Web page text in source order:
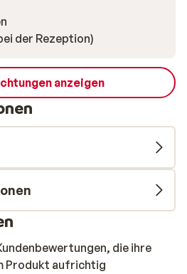
der Rezeption)
anzeigen
die ihre
Produkt aufrichtig